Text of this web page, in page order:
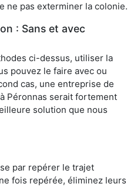
ne pas exterminer la colonie.
: Sans et avec
ci-dessus, utiliser la
pouvez le faire avec ou
cas, une entreprise de
Péronnas serait fortement
solution que nous
par repérer le trajet
fois repérée, éliminez leurs